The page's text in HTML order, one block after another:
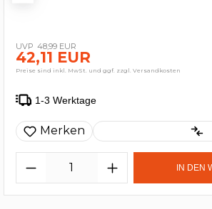
48,99 EUR
42,11 EUR
Preise sind inkl. MwSt. und ggf. zzgl. Versandkosten
1-3 Werktage
Merken
IN DEN